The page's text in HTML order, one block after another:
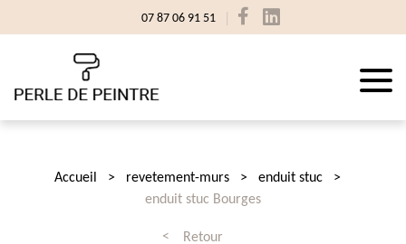
07 87 06 91 51
Accueil revetement-murs
enduit stuc
enduit stuc Bourges
Retour